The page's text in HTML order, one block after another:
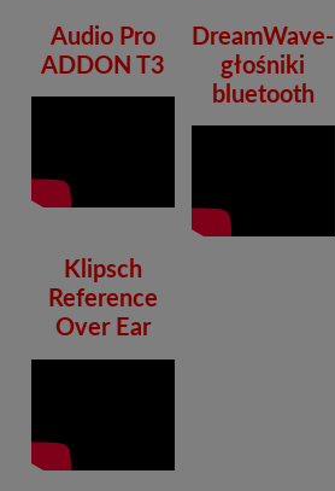
Audio Pro
ADDON T3
DreamWave-
głośniki
bluetooth
Klipsch
Reference
Over Ear